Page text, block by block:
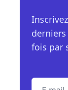
fois par
E-mail